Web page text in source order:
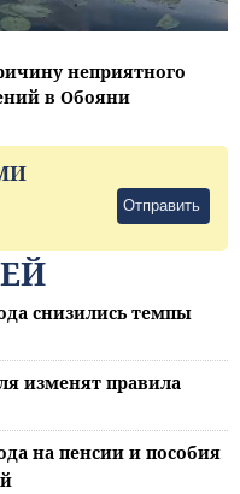
неприятного
в Обояни
Отправить
снизились темпы
изменят правила
на пенсии и пособия